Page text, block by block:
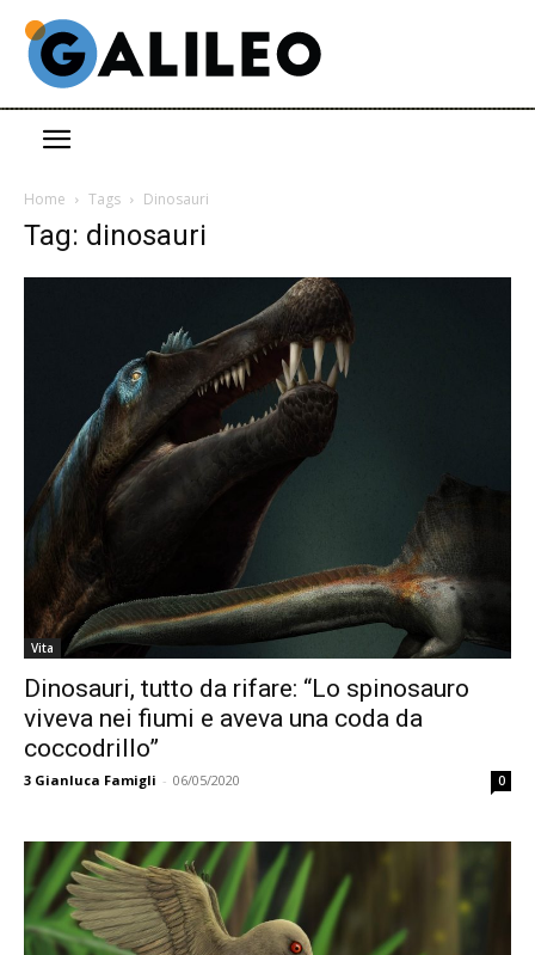
Home Tags Dinosauri
Tag: dinosauri
Vita
Dinosauri, tutto da rifare: “Lo spinosauro
viveva nei fiumi e aveva una coda da
coccodrillo”
3 Gianluca Famigli - 06/05/2020 0